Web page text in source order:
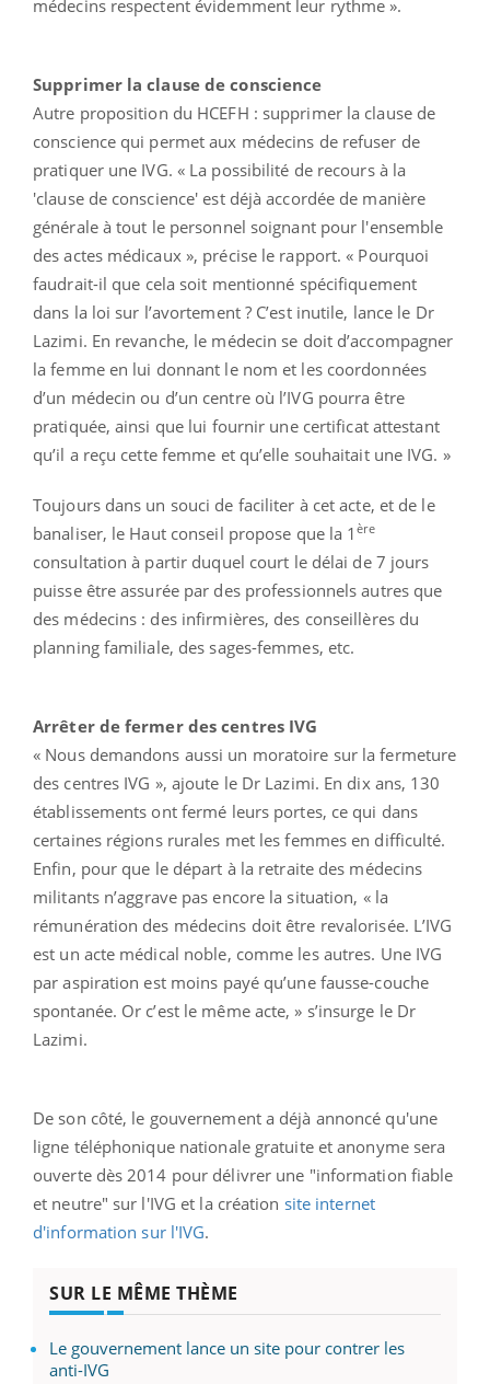
médecins respectent évidemment leur rythme ».
Supprimer la clause de conscience
Autre proposition du HCEFH : supprimer la clause de
conscience qui permet aux médecins de refuser de
pratiquer une IVG. « La possibilité de recours à la
'clause de conscience' est déjà accordée de manière
générale à tout le personnel soignant pour l'ensemble
des actes médicaux », précise le rapport. « Pourquoi
faudrait-il que cela soit mentionné spécifiquement
dans la loi sur l’avortement ? C’est inutile, lance le Dr
Lazimi. En revanche, le médecin se doit d’accompagner
la femme en lui donnant le nom et les coordonnées
d’un médecin ou d’un centre où l’IVG pourra être
pratiquée, ainsi que lui fournir une certificat attestant
qu’il a reçu cette femme et qu’elle souhaitait une IVG. »
Toujours dans un souci de faciliter à cet acte, et de le
banaliser, le Haut conseil propose que la 1ère
consultation à partir duquel court le délai de 7 jours
puisse être assurée par des professionnels autres que
des médecins : des infirmières, des conseillères du
planning familiale, des sages-femmes, etc.
Arrêter de fermer des centres IVG
« Nous demandons aussi un moratoire sur la fermeture
des centres IVG », ajoute le Dr Lazimi. En dix ans, 130
établissements ont fermé leurs portes, ce qui dans
certaines régions rurales met les femmes en difficulté.
Enfin, pour que le départ à la retraite des médecins
militants n’aggrave pas encore la situation, « la
rémunération des médecins doit être revalorisée. L’IVG
est un acte médical noble, comme les autres. Une IVG
par aspiration est moins payé qu’une fausse-couche
spontanée. Or c’est le même acte, » s’insurge le Dr
Lazimi.
De son côté, le gouvernement a déjà annoncé qu'une
ligne téléphonique nationale gratuite et anonyme sera
ouverte dès 2014 pour délivrer une "information fiable
et neutre" sur l'IVG et la création site internet
d'information sur l'IVG.
SUR LE MÊME THÈME
Le gouvernement lance un site pour contrer les
anti-IVG